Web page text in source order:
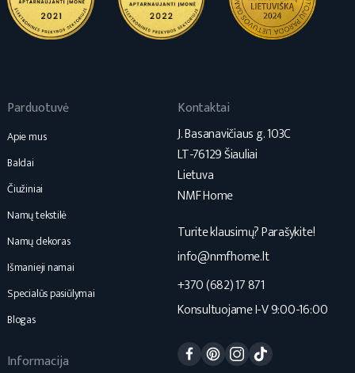
Parduotuvė
Apie mus
Baldai
Čiužiniai
Namų tekstilė
Namų dekoras
Išmanieji namai
Specialūs pasiūlymai
Blogas
Informacija
Kontaktai
J. Basanavičiaus g. 103C
LT-76129 Šiauliai
Lietuva
NMF Home
Turite klausimų? Parašykite!
info@nmfhome.lt
+370 (682) 17 871
Konsultuojame I-V 9:00-16:00
FacebookPinterestInstagram